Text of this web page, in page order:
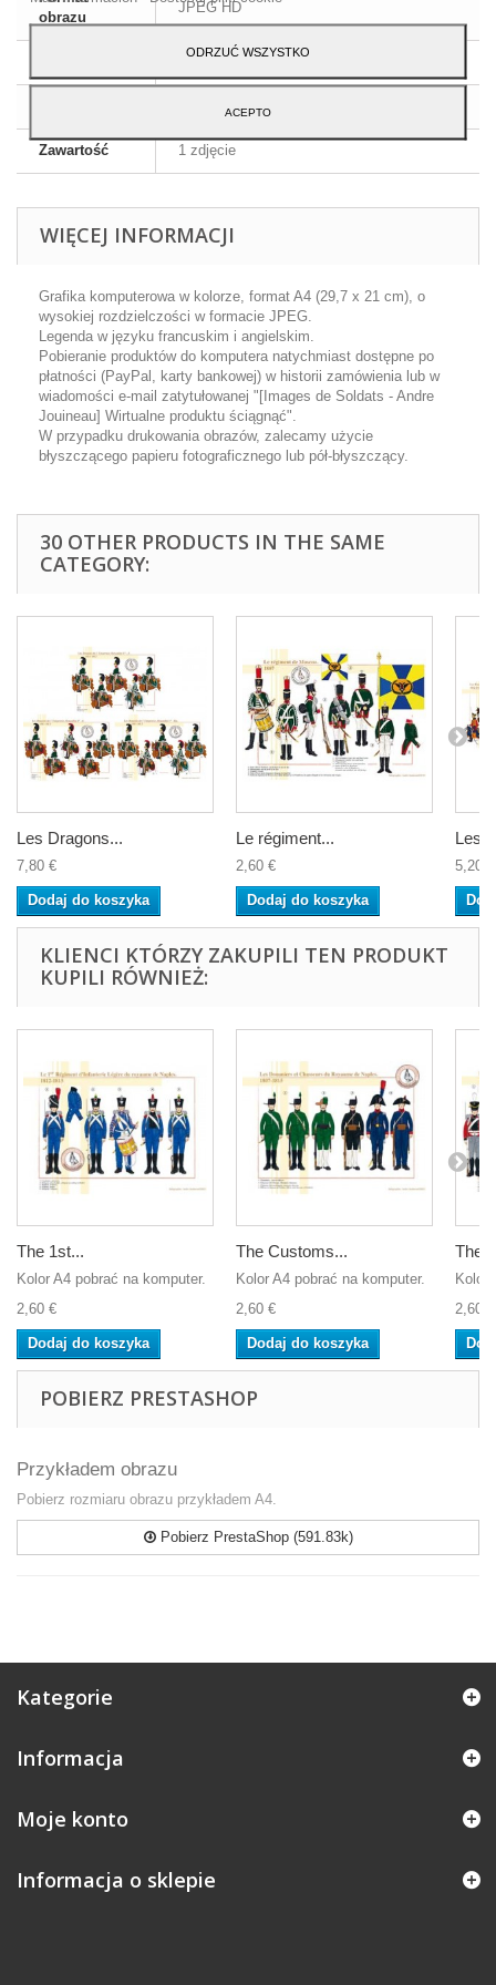
obrazu
JPEG HD
A4 - 29,7 x 21 cm
Angielski i francuski
Zawartość 1 zdjęcie
WIĘCEJ INFORMACJI
Grafika komputerowa w kolorze, format A4 (29,7 x 21 cm), o
wysokiej rozdzielczości w formacie JPEG.
Legenda w języku francuskim i angielskim.
Pobieranie produktów do komputera natychmiast dostępne po
płatności (PayPal, karty bankowej) w historii zamówienia lub w
wiadomości e-mail zatytułowanej "[Images de Soldats - Andre
Jouineau] Wirtualne produktu ściągnąć".
W przypadku drukowania obrazów, zalecamy użycie
błyszczącego papieru fotograficznego lub pół-błyszczący.
30 OTHER PRODUCTS IN THE SAME
CATEGORY:
Les Dragons...
7,80 €
Dodaj do koszyka
Le régiment...
2,60 €
Dodaj do koszyka
Les...
5,20 €
KLIENCI KTÓRZY ZAKUPILI TEN PRODUKT
KUPILI RÓWNIEŻ:
The 1st...
Kolor A4 pobrać na komputer.
2,60 €
Dodaj do koszyka
The Customs...
Kolor A4 pobrać na komputer.
2,60 €
Dodaj do koszyka
The
Kolor
2,60 €
POBIERZ PRESTASHOP
Przykładem obrazu
Pobierz rozmiaru obrazu przykładem A4.
Pobierz PrestaShop (591.83k)
Kategorie
Informacja
Moje konto
Informacja o sklepie
ODRZUĆ WSZYSTKO
ACEPTO